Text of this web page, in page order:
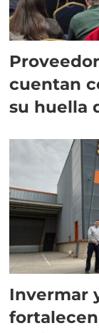
cuentan
su huella
Invermar
fortalecen